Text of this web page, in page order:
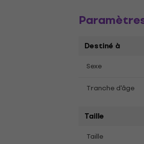
Destiné à
Sexe
Tranche d'âge
Taille
Taille